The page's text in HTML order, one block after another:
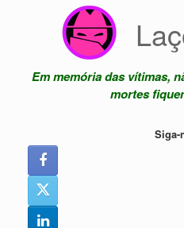
Em memória das vítimas,
mortes
Siga-